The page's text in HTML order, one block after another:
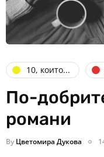
10, които...
По-
романи
By Цветомира Дукова